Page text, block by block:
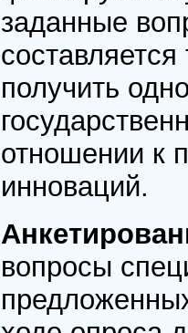
заданные
получить
отношении к
инноваций.
вопросы